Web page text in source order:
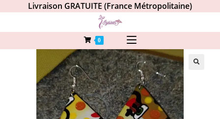
Livraison GRATUITE (France Métropolitaine)
0